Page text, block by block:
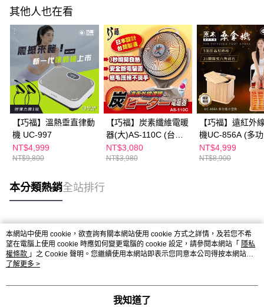
其他人也在看
【巧福】溫熱垂直律動
機 UC-997
NT$4,999
NT$9,800
【巧福】炭素纖維電暖
器(大)AS-110C (台灣
製)
NT$3,080
NT$3,980
【巧福】遠紅外
機UC-856A (多
型款)
NT$4,999
NT$8,900
本分類熱銷全站排行
熱門標籤
本網站中使用 cookie，欲查詢有關本網站使用 cookie 方式之詳情，及若您不希
望在電腦上使用 cookie 時應如何變更電腦的 cookie 設定，請參閱本網站「 隱私
權條款 」之 Cookie 聲明。您繼續使用本網站即表示您同意本公司得按本網站使
用條款之 Cookie 聲明使用 cookie。
了解更多 >
我知道了